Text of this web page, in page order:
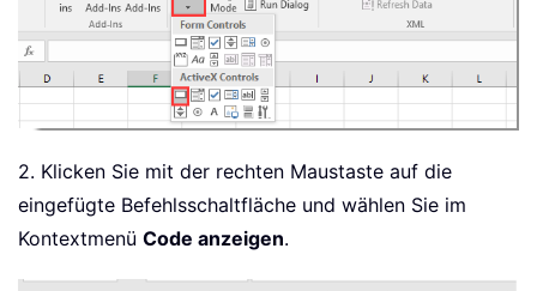
2. Klicken Sie mit der rechten Maustaste auf die
eingefügte Befehlsschaltfläche und wählen Sie im
Kontextmenü Code anzeigen.